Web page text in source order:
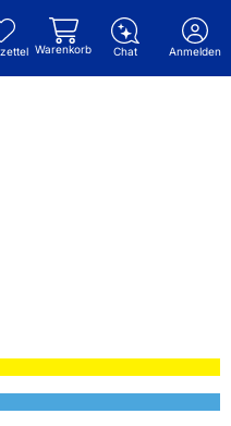
Warenkorb Chat Anmelden